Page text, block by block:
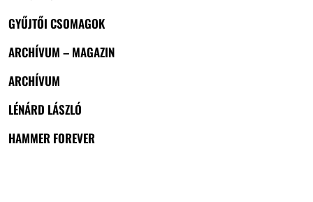
GYŰJTŐI CSOMAGOK
ARCHÍVUM – MAGAZIN
ARCHÍVUM
LÉNÁRD LÁSZLÓ
HAMMER FOREVER